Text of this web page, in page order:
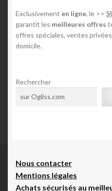
g
a
t
o
n
l
’
p
é
d
Exclusivement en ligne, le >>
garantit les meilleures offres
offres spéciales, ventes
domicile.
Rechercher
Nous contacter
Mentions légales
Achats sécurisés au